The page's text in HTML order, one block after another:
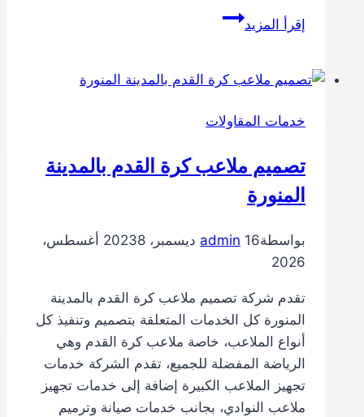
إقرأ المزيدتصميم
القدم
خدمات المقاولات
تصميم ملاعب كرة القدم بالمدينة
المنورة
بواسطة admin 16 ديسمبر، 2023
8 أغسطس،
2026
تقدم شركة تصميم ملاعب كرة القدم بالمدينة
المنورة كل الخدمات المتعلقة بتصميم وتنفيذ كل
أنواع الملاعب، خاصة ملاعب كرة القدم وهي
الرياضة المفضلة للجميع، تقدم الشركة خدمات
تجهيز الملاعب الكبيرة إضافة إلى خدمات تجهيز
ملاعب النوادي، بجانب خدمات صيانة وترميم